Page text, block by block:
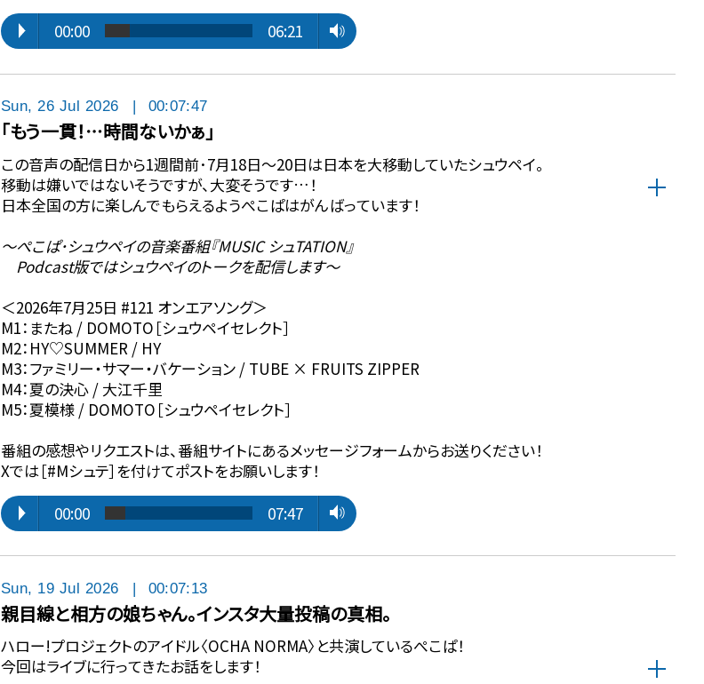
00:00
06:21
Sun, 26 Jul 2026 00:07:47
「もう一貫！⋯時間ないかぁ」
この音声の配信日から1週間前･7月18日〜20日は日本を大移動していたシュウペイ。
移動は嫌いではないそうですが、大変そうです…！
日本全国の方に楽しんでもらえるようぺこぱはがんばっています！
〜ぺこぱ･シュウペイの音楽番組『MUSIC シュTATION』
Podcast版ではシュウペイのトークを配信します〜
＜2026年7月25日 #121 オンエアソング＞
M1：またね / DOMOTO［シュウペイセレクト］
M2：HY♡SUMMER / HY
M3：ファミリー・サマー・バケーション / TUBE × FRUITS ZIPPER
M4：夏の決心 / 大江千里
M5：夏模様 / DOMOTO［シュウペイセレクト］
番組の感想やリクエストは、番組サイトにあるメッセージフォームからお送りください！
Xでは［#Mシュテ］を付けてポストをお願いします！
00:00
07:47
Sun, 19 Jul 2026 | 00:07:13
親目線と相方の娘ちゃん。インスタ大量投稿の真相。
ハロー!プロジェクトのアイドル〈OCHA NORMA〉と共演しているぺこぱ！
今回はライブに行ってきたお話をします！